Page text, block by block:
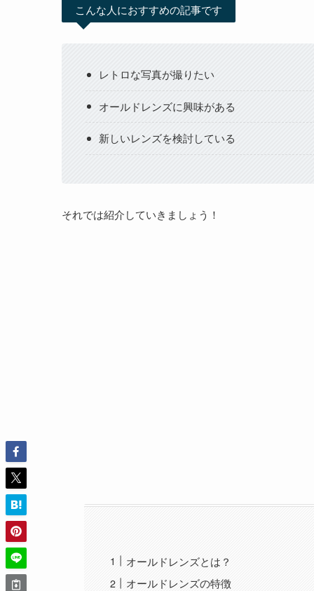
こんな人におすすめの記事です
レトロな写真が撮りたい
オールドレンズに興味がある
新しいレンズを検討している
それでは紹介していきましょう！
オールドレンズとは？
オールドレンズの特徴